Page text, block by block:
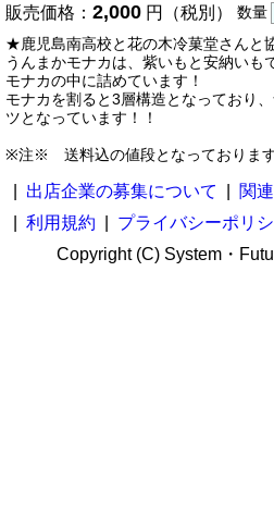
販売価格： 2,000 円（税別） 数量
★鹿児島南高校と花の木冷菓堂さんと
うんまかモナカは、紫いもと安納い
モナカの中に詰めています！
モナカを割ると3層構造となっており
ツとなっています！！
※注※ 送料込の値段となっております
出店企業の募集について 関
利用規約 プライバシーポリ
Copyright (C) System・